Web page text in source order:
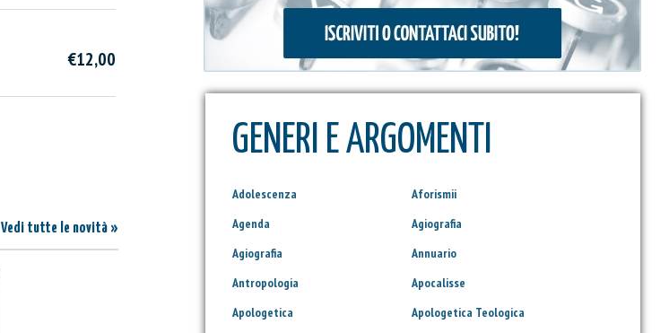
€12,00
Vedi tutte le novità »
GENERI E ARGOMENTI
Adolescenza
Aforismii
Agenda
Agiografia
Agiografia
Annuario
Antropologia
Apocalisse
Apologetica
Apologetica Teologica